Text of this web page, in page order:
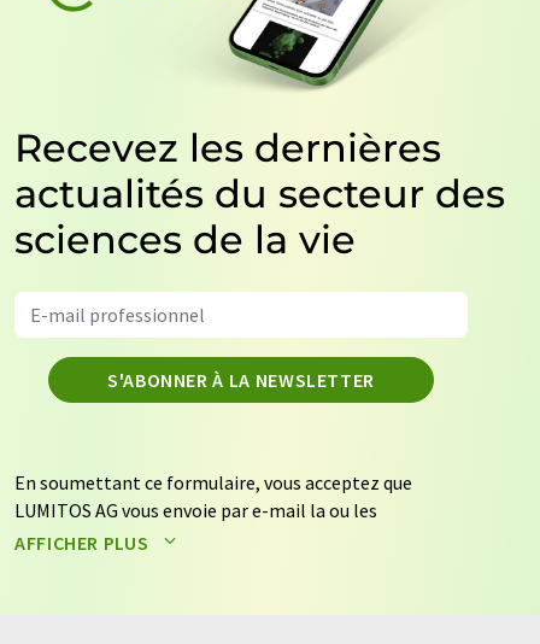
Recevez les dernières
actualités du secteur des
sciences de la vie
S'ABONNER À LA NEWSLETTER
En soumettant ce formulaire, vous acceptez que
LUMITOS AG vous envoie par e-mail la ou les
newsletters sélectionnées ci-dessus. Vos données ne
protection des données
. LUMITOS peut vous contacter
AFFICHER PLUS